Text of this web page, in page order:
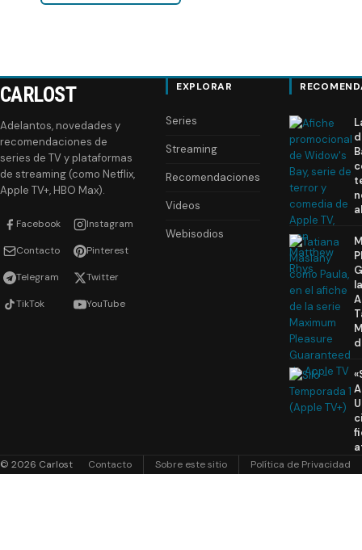
CARLOST
Adelantos, novedades y
recomendaciones de
series de TV y plataformas
de streaming (como Netflix,
Apple TV+, HBO Max).
Facebook Instagram
Contacto Pinterest
Telegram Twitter
TikTok YouTube
EXPLORAR
Series
Streaming
Recomendaciones
Videos
Webisodios
© 2026 Carlost Contacto Sobre este sitio Política de Privacidad